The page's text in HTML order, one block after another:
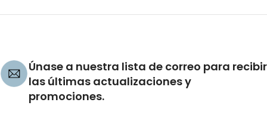
Únase a nuestra lista de correo para recibir
las últimas actualizaciones y
promociones.